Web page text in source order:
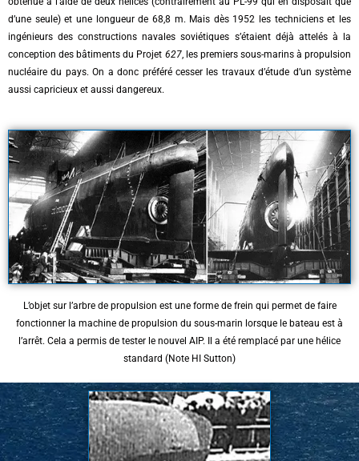
d’une seule) et une longueur de 68,8 m. Mais dès 1952 les techniciens et les
ingénieurs des constructions navales soviétiques s’étaient déjà attelés à la
conception des bâtiments du Projet 627, les premiers sous-marins à propulsion
nucléaire du pays. On a donc préféré cesser les travaux d’étude d’un système
aussi capricieux et aussi dangereux.
L’objet sur l’arbre de propulsion est une forme de frein qui permet de faire
fonctionner la machine de propulsion du sous-marin lorsque le bateau est à
l’arrêt. Cela a permis de tester le nouvel AIP. Il a été remplacé par une hélice
standard (Note HI Sutton)